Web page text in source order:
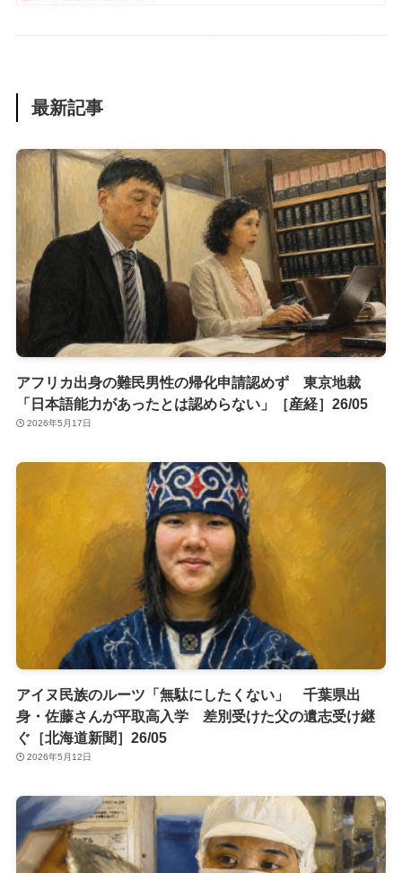
最新記事
アフリカ出身の難民男性の帰化申請認めず 東京地裁
「日本語能力があったとは認めらない」［産経］26/05
2026年5月17日
アイヌ民族のルーツ「無駄にしたくない」 千葉県出
身・佐藤さんが平取高入学 差別受けた父の遺志受け継
ぐ［北海道新聞］26/05
2026年5月12日